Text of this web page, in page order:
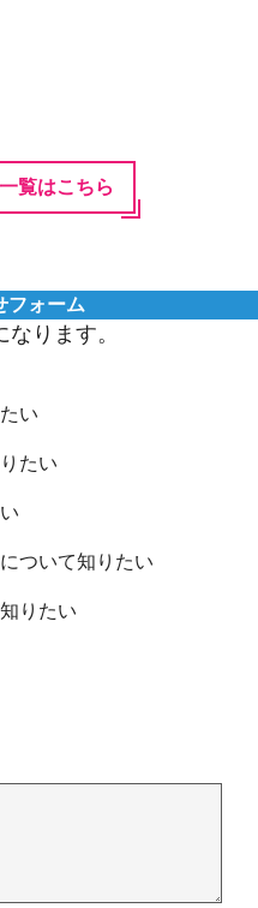
覧はこちら
フォーム
ります。
い
たい
ついて知りたい
りたい